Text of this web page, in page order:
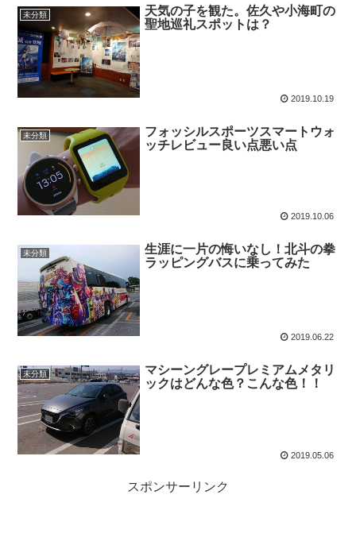
未分類
天気の子を観た。佐久や小海町の
聖地巡礼スポットは？
2019.10.19
未分類
フォッシルスポーツスマートウォ
ッチレビュー良い点悪い点
2019.10.06
未分類
生涯に一片の悔いなし！北斗の拳
ラッピングバスに乗ってみた
2019.06.22
未分類
マシーングレープレミアムメタリ
ックはどんな色？こんな色！！
2019.05.06
スポンサーリンク